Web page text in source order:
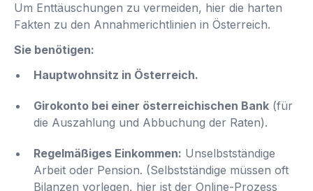
Um Enttäuschungen zu vermeiden, hier die harten
Fakten zu den Annahmerichtlinien in Österreich.
Sie benötigen:
Hauptwohnsitz in Österreich.
Girokonto bei einer österreichischen Bank (für
die Auszahlung und Abbuchung der Raten).
Regelmäßiges Einkommen: Unselbstständige
Arbeit oder Pension. (Selbstständige müssen oft
Bilanzen vorlegen, hier ist der Online-Prozess